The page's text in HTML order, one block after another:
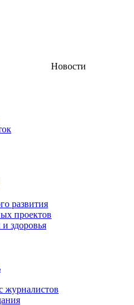
Новости
развития
проектов
здоровья
журналистов